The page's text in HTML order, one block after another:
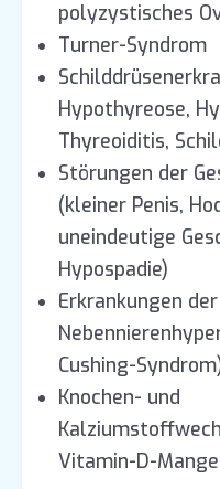
polyzystisches
Turner-Syndrom
Hypothyreose,
Thyreoiditis,
Störungen der
(kleiner Penis,
uneindeutige
Hypospadie)
Erkrankungen
Cushing-
Knochen- und
Vitamin-D-